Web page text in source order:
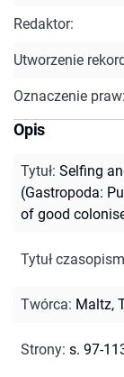
Redaktor:
Utworzenie
Oznaczenie praw:
Opis
Tytuł: Selfing
(Gastropoda:
of good
Tytuł
Twórca: Maltz,
Strony: s. 97-